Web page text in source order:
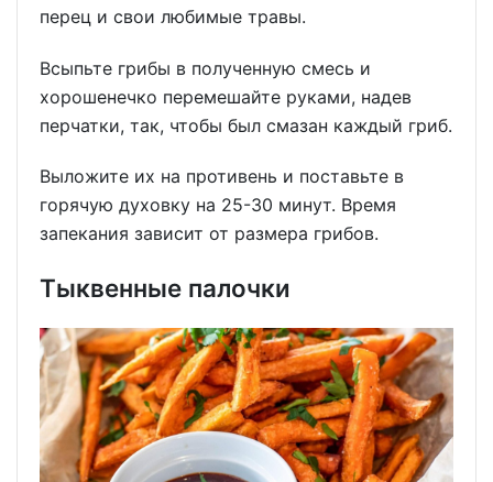
перец и свои любимые травы.
Всыпьте грибы в полученную смесь и
хорошенечко перемешайте руками, надев
перчатки, так, чтобы был смазан каждый гриб.
Выложите их на противень и поставьте в
горячую духовку на 25-30 минут. Время
запекания зависит от размера грибов.
Тыквенные палочки